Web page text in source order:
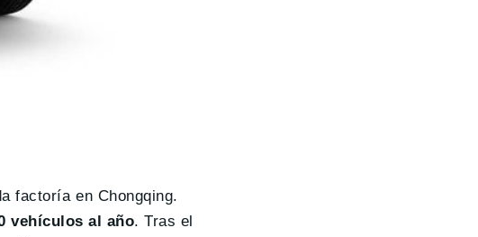
factoría en Chongqing.
vehículos al año. Tras el